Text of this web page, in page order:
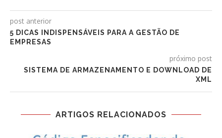
post anterior
5 DICAS INDISPENSÁVEIS PARA A GESTÃO DE
EMPRESAS
próximo post
SISTEMA DE ARMAZENAMENTO E DOWNLOAD DE
XML
ARTIGOS RELACIONADOS